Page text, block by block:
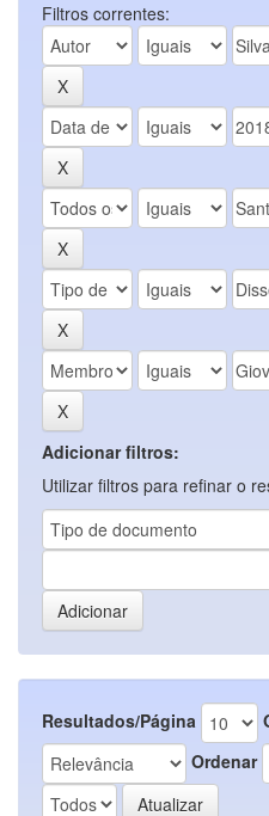
Filtros correntes:
Adicionar filtros:
Utilizar filtros para refinar o
Resultados/Página
Ordenar